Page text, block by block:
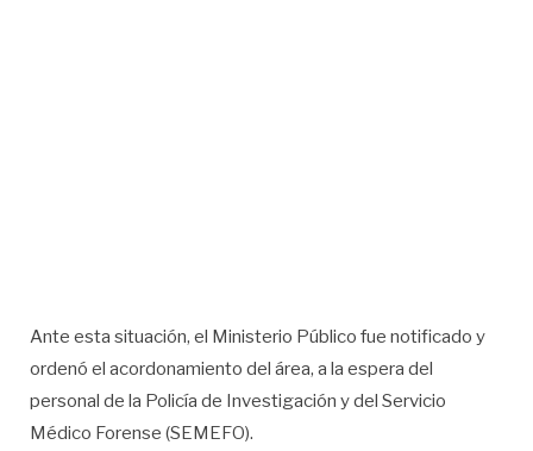
Ante esta situación, el Ministerio Público fue notificado y
ordenó el acordonamiento del área, a la espera del
personal de la Policía de Investigación y del Servicio
Médico Forense (SEMEFO).